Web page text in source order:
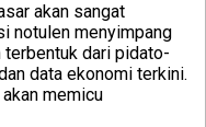
akan sangat
notulen menyimpang
dari pidato-
data ekonomi terkini.
memicu